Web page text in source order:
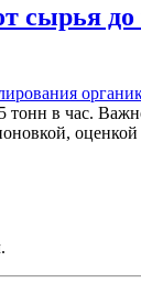
сырья
в час.